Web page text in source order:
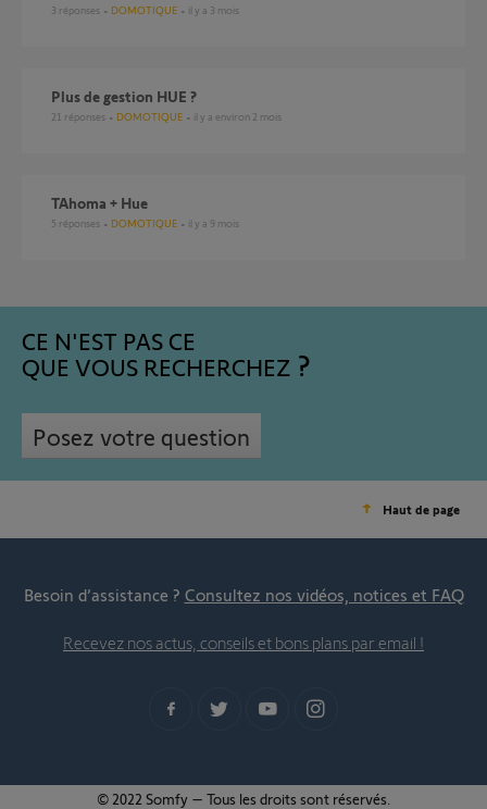
3 réponses DOMOTIQUE il y a 3 mois
Plus de gestion HUE ?
21 réponses DOMOTIQUE il y a environ 2 mois
TAhoma + Hue
5 réponses DOMOTIQUE il y a 9 mois
CE N'EST PAS CE
QUE VOUS RECHERCHEZ
Posez votre question
Haut de page
Besoin d’assistance ? Consultez nos vidéos, notices et FAQ
Recevez nos actus, conseils et bons plans par email !
© 2022 Somfy – Tous les droits sont réservés.